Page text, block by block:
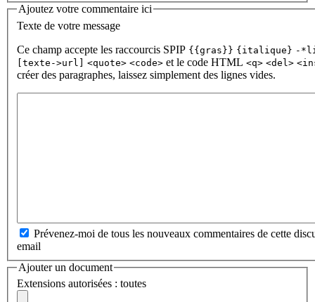
Ajoutez votre commentaire ici
Texte de votre message
Ce champ accepte les raccourcis SPIP {{gras}} {italique} -
[texte->url] <quote> <code> et le code HTML <q> <del>
créer des paragraphes, laissez simplement des lignes vides.
Prévenez-moi de tous les nouveaux commentaires de cette
email
Ajouter un document
Extensions autorisées : toutes